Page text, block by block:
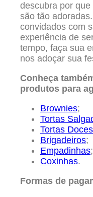
descubra por
são tão
convidados com
experiência de
tempo, faça sua
nos adoçar sua
Conheça
produtos para
Brownies;
Tortas
Tortas
Brigadeiros;
Empadinhas;
Coxinhas.
Formas de